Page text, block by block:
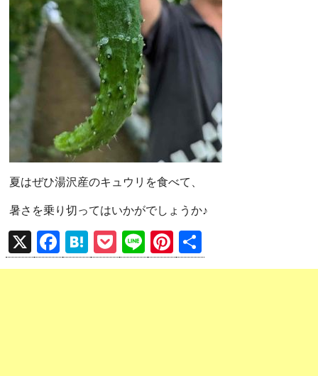
夏はぜひ湯沢産のキュウリを食べて、
暑さを乗り切ってはいかがでしょうか♪
X
F
a
H
at
P
o
Li
n
Pi
nt 有